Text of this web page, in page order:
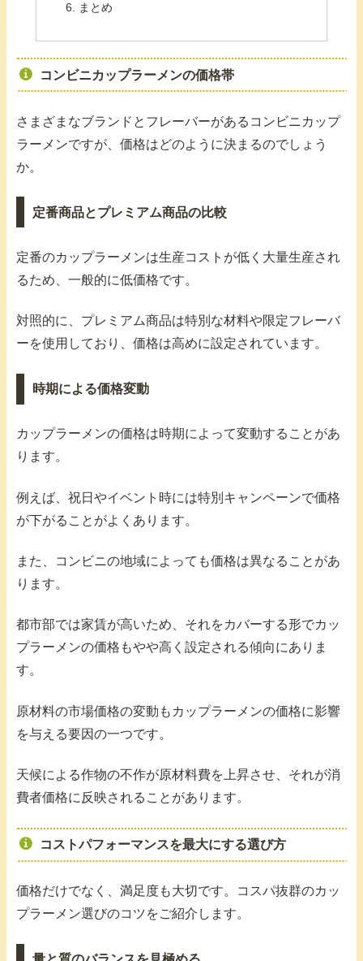
まとめ
コンビニカップラーメンの価格帯
さまざまなブランドとフレーバーがあるコンビニカップ
ラーメンですが、価格はどのように決まるのでしょう
か。
定番商品とプレミアム商品の比較
定番のカップラーメンは生産コストが低く大量生産され
るため、一般的に低価格です。
対照的に、プレミアム商品は特別な材料や限定フレーバ
ーを使用しており、価格は高めに設定されています。
時期による価格変動
カップラーメンの価格は時期によって変動することがあ
ります。
例えば、祝日やイベント時には特別キャンペーンで価格
が下がることがよくあります。
また、コンビニの地域によっても価格は異なることがあ
ります。
都市部では家賃が高いため、それをカバーする形でカッ
プラーメンの価格もやや高く設定される傾向にありま
す。
原材料の市場価格の変動もカップラーメンの価格に影響
を与える要因の一つです。
天候による作物の不作が原材料費を上昇させ、それが消
費者価格に反映されることがあります。
コストパフォーマンスを最大にする選び方
価格だけでなく、満足度も大切です。コスパ抜群のカッ
プラーメン選びのコツをご紹介します。